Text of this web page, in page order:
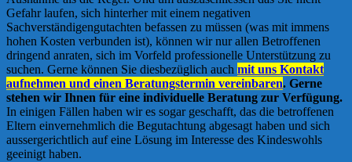
Gefahr laufen, sich hinterher mit einem negativen
Sachverständigengutachten befassen zu müssen (was mit immens
hohen Kosten verbunden ist), können wir nur allen Betroffenen
dringend anraten, sich im Vorfeld professionelle Unterstützung zu
suchen. Gerne können Sie diesbezüglich auch mit uns Kontakt
aufnehmen und einen Beratungstermin vereinbaren. Gerne
stehen wir Ihnen für eine individuelle Beratung zur Verfügung.
In einigen Fällen haben wir es sogar geschafft, das die betroffenen
Eltern einvernehmlich die Begutachtung abgesagt haben und sich
aussergerichtlich auf eine Lösung im Interesse des Kindeswohls
geeinigt haben.